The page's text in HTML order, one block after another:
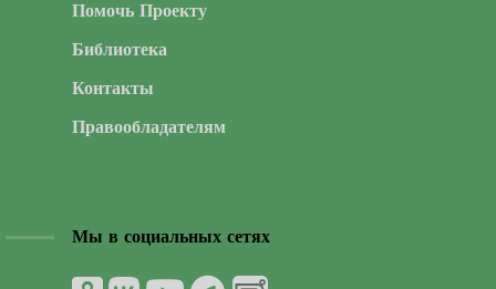
Помочь Проекту
Библиотека
Контакты
Правообладателям
Мы в социальных сетях